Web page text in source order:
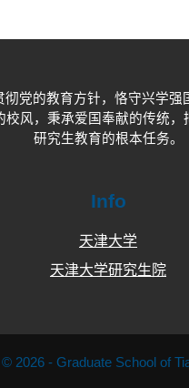
彻党的教育方针，恪守兴学强
校风，秉承爱国奉献的传统，
研究生教育的根本任务。
Info
天津大学
天津大学研究生院
2026 - Graduate School of